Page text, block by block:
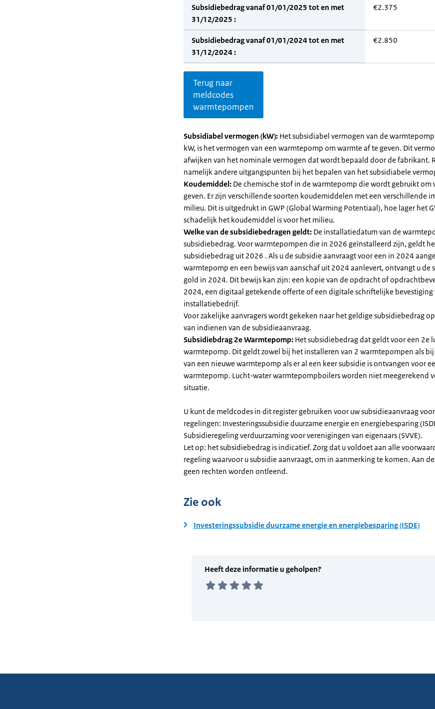
Subsidiebedrag vanaf 01/01/2025 tot en met
31/12/2025 :
€2.375
Subsidiebedrag vanaf 01/01/2024 tot en met
31/12/2024 :
€2.850
Terug naar
meldcodes
warmtepompen
Subsidiabel vermogen (kW): Het subsidiabel vermogen van de
kW, is het vermogen van een warmtepomp om warmte af te geven. Dit
afwijken van het nominale vermogen dat wordt bepaald door de fabrikant.
namelijk andere uitgangspunten bij het bepalen van het subsidiabele
Koudemiddel: De chemische stof in de warmtepomp die wordt gebruikt om
geven. Er zijn verschillende soorten koudemiddelen met een verschillende
milieu. Dit is uitgedrukt in GWP (Global Warming Potentiaal), hoe lager het
schadelijk het koudemiddel is voor het milieu.
Welke van de subsidiebedragen geldt: De installatiedatum van de
subsidiebedrag. Voor warmtepompen die in 2026 geïnstalleerd zijn, geldt
subsidiebedrag uit 2026 . Als u de subsidie aanvraagt voor een in 2024
warmtepomp en een bewijs van aanschaf uit 2024 aanlevert, ontvangt u de
gold in 2024. Dit bewijs kan zijn: een kopie van de opdracht of
2024, een digitaal getekende offerte of een digitale schriftelijke bevestiging
installatiebedrijf.
Voor zakelijke aanvragers wordt gekeken naar het geldige subsidiebedrag
van indienen van de subsidieaanvraag.
Subsidiebdrag 2e Warmtepomp: Het subsidiebedrag dat geldt voor een 2e
warmtepomp. Dit geldt zowel bij het installeren van 2 warmtepompen als
van een nieuwe warmtepomp als er al een keer subsidie is ontvangen voor
warmtepomp. Lucht-water warmtepompboilers worden niet meegerekend
situatie.
U kunt de meldcodes in dit register gebruiken voor uw subsidieaanvraag
regelingen: Investeringssubsidie duurzame energie en energiebesparing
Subsidieregeling verduurzaming voor verenigingen van eigenaars (SVVE).
Let op: het subsidiebedrag is indicatief. Zorg dat u voldoet aan alle
regeling waarvoor u subsidie aanvraagt, om in aanmerking te komen. Aan
geen rechten worden ontleend.
Zie ook
Investeringssubsidie duurzame energie en energiebesparing (ISDE)